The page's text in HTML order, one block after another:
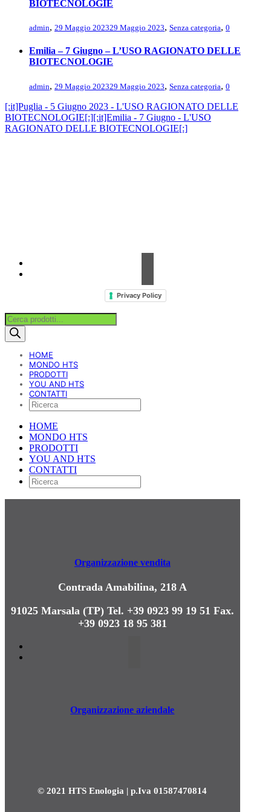
BIOTECNOLOGIE
admin, 29 Maggio 202329 Maggio 2023, Senza categoria, 0
Emilia – 7 Giugno – L’USO RAGIONATO DELLE
BIOTECNOLOGIE
admin, 29 Maggio 202329 Maggio 2023, Senza categoria, 0
[:it]Puglia - 5 Giugno 2023 - L'USO RAGIONATO DELLE
BIOTECNOLOGIE[:][:it]Emilia - 7 Giugno - L'USO
RAGIONATO DELLE BIOTECNOLOGIE[:]
Privacy Policy
Products
search
HOME
MONDO HTS
PRODOTTI
YOU AND HTS
CONTATTI
HOME
MONDO HTS
PRODOTTI
YOU AND HTS
CONTATTI
Organizzazione vendita
Contrada Amabilina, 218 A
91025 Marsala (TP)Tel. +39 0923 99 19 51 Fax.
+39 0923 18 95 381
Organizzazione aziendale
© 2021 HTS Enologia | p.Iva 01587470814